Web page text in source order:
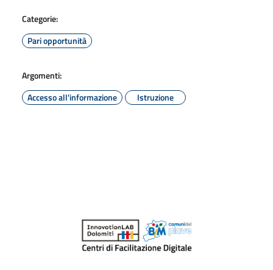
Categorie:
Pari opportunità
Argomenti:
Accesso all'informazione
Istruzione